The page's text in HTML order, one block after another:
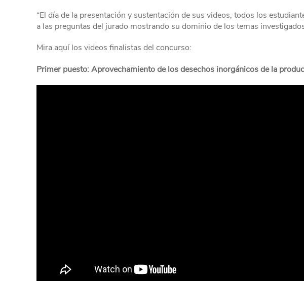
“El día de la presentación y sustentación de sus videos, todos los
a las preguntas del jurado mostrando su dominio de los temas
Mira aquí los videos finalistas del concurso:
Primer puesto: Aprovechamiento de los desechos inorgánicos de la